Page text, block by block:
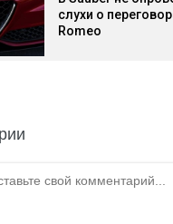
слухи о
Romeo